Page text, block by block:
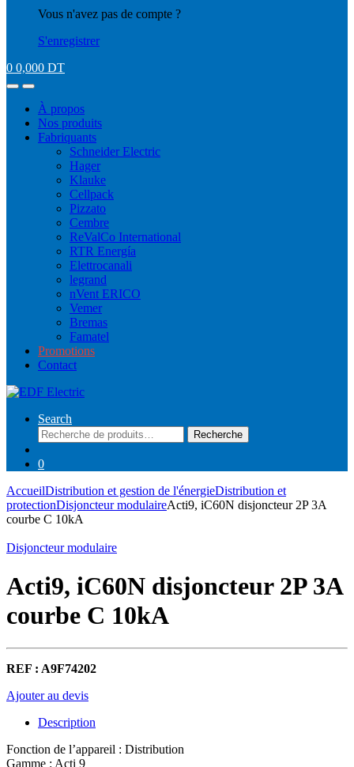
Vous n'avez pas de compte ?
S'enregistrer
0 0,000 DT
À propos
Nos produits
Fabriquants
Schneider Electric
Hager
Klauke
Cellpack
Pizzato
Cembre
ReValCo International
RTR Energía
Elettrocanali
legrand
nVent ERICO
Vemer
Bremas
Famatel
Promotions
Contact
Search
Recherche
pour :
Recherche
0
AccueilDistribution et gestion de l'énergieDistribution et
protectionDisjoncteur modulaireActi9, iC60N disjoncteur 2P 3A
courbe C 10kA
Disjoncteur modulaire
Acti9, iC60N disjoncteur 2P 3A
courbe C 10kA
REF : A9F74202
Ajouter au devis
Description
Fonction de l’appareil : Distribution
Gamme : Acti 9